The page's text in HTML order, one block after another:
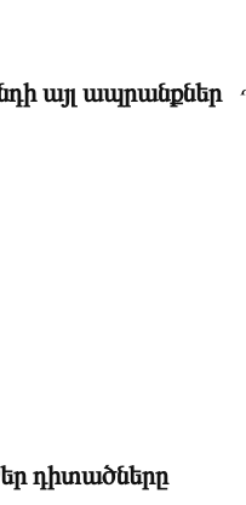
այլ ապրանքներ
դիտածները